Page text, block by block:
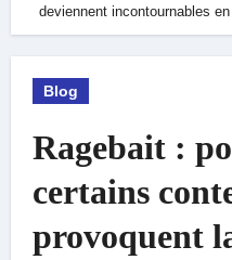
deviennent incontournables
Blog
Ragebait :
certains
provoquent